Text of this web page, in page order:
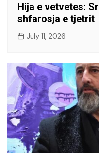
Hija e vetvetes:
shfarosja e tjetrit
July 11, 2026